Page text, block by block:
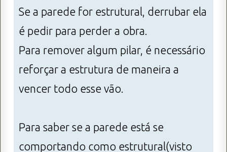
Se a parede for estrutural, derrubar ela
é pedir para perder a obra.
Para remover algum pilar, é necessário
reforçar a estrutura de maneira a
vencer todo esse vão.
Para saber se a parede está se
comportando como estrutural(visto